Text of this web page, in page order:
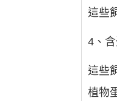
這些
4、
這些
植物